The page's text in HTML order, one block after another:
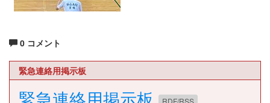
0 コメント
緊急連絡用掲示板
RDF/RSS